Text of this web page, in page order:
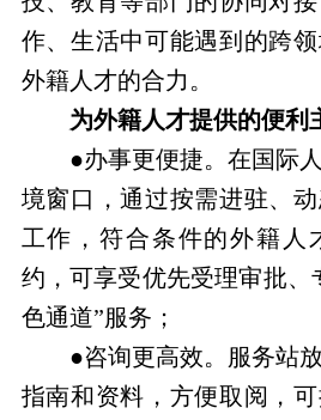
作、生活中可能遇到的跨
外籍人才的合力。
为外籍人才提供的便利
●办事更便捷。在国际人
境窗口，通过按需进驻、
工作，符合条件的外籍人
约，可享受优先受理审批、
色通道”服务；
●咨询更高效。服务站放
指南和资料，方便取阅，